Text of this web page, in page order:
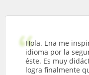
Hola. Ena me
idioma por la
éste. Es muy
logra finalmente